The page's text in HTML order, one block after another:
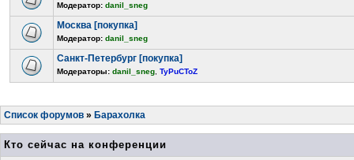
Модератор: danil_sneg
Москва [покупка]
Модератор: danil_sneg
Санкт-Петербург [покупка]
Модераторы: danil_sneg TyPuCToZ
Список форумов » Барахолка
Кто сейчас на конференции